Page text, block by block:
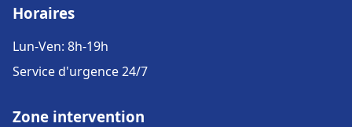
Horaires
Lun-Ven: 8h-19h
Service d'urgence 24/7
Zone intervention